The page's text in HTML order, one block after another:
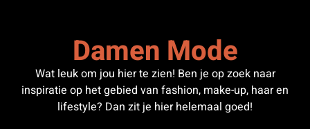
Damen Mode
Wat leuk om jou hier te zien! Ben je op zoek naar
inspiratie op het gebied van fashion, make-up, haar en
lifestyle? Dan zit je hier helemaal goed!